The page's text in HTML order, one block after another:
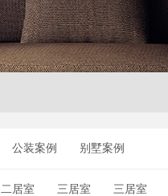
公装案例 别墅案例
二居室 三居室 三居室